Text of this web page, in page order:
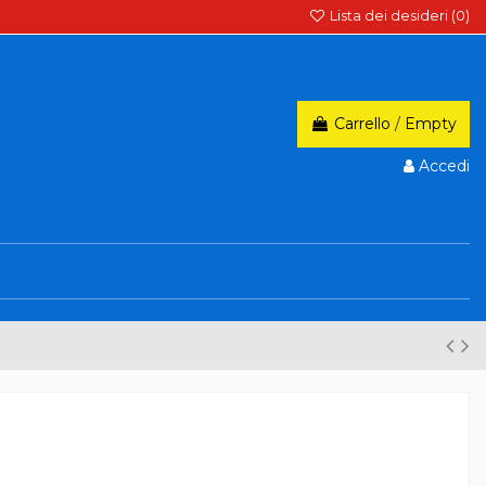
Lista dei desideri (0)
Carrello / Empty
Accedi